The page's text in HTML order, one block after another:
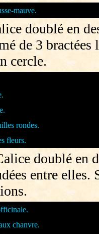
mauve.
doublé en
de 3 bractées
cercle.
rondes.
fleurs.
doublé en
entre elles.
chanvre.